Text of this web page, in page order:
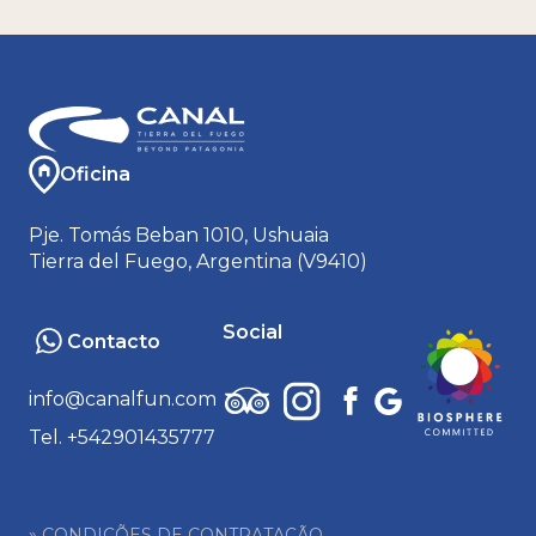
Oficina
Pje. Tomás Beban 1010, Ushuaia
Tierra del Fuego, Argentina (V9410)
Contacto
info@canalfun.com
Tel. +542901435777
Social